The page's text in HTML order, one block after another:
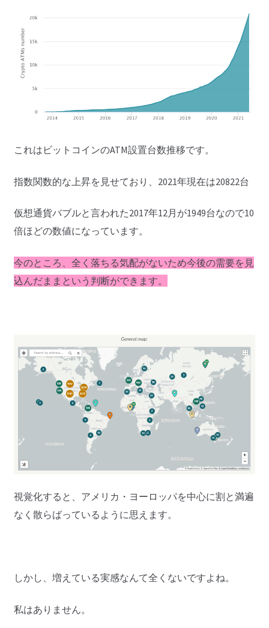
これはビットコインのATM設置台数推移です。
指数関数的な上昇を見せており、2021年現在は20822台
仮想通貨バブルと言われた2017年12月が1949台なので10
倍ほどの数値になっています。
今のところ、全く落ちる気配がないため今後の需要を見
込んだままという判断ができます。
視覚化すると、アメリカ・ヨーロッパを中心に割と満遍
なく散らばっているように思えます。
しかし、増えている実感なんて全くないですよね。
私はありません。